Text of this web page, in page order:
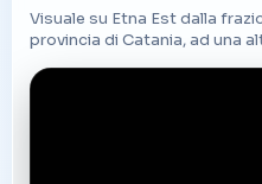
Visuale su Etna Est dalla
provincia di Catania, ad una